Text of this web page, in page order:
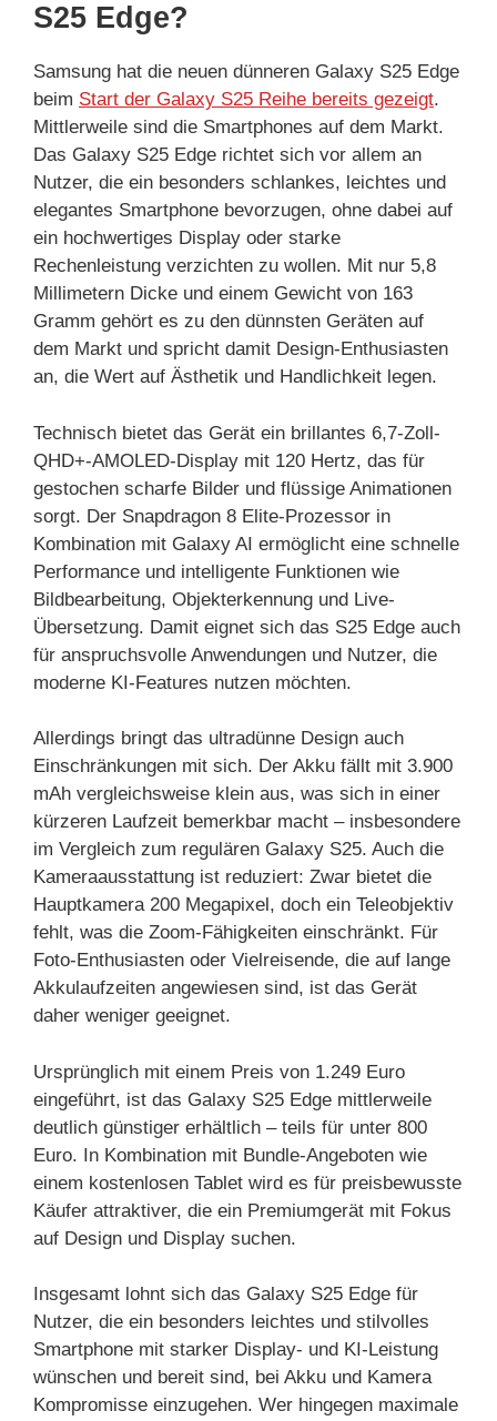
S25 Edge?
Samsung hat die neuen dünneren Galaxy S25 Edge
beim Start der Galaxy S25 Reihe bereits gezeigt.
Mittlerweile sind die Smartphones auf dem Markt.
Das Galaxy S25 Edge richtet sich vor allem an
Nutzer, die ein besonders schlankes, leichtes und
elegantes Smartphone bevorzugen, ohne dabei auf
ein hochwertiges Display oder starke
Rechenleistung verzichten zu wollen. Mit nur 5,8
Millimetern Dicke und einem Gewicht von 163
Gramm gehört es zu den dünnsten Geräten auf
dem Markt und spricht damit Design-Enthusiasten
an, die Wert auf Ästhetik und Handlichkeit legen.
Technisch bietet das Gerät ein brillantes 6,7-Zoll-
QHD+-AMOLED-Display mit 120 Hertz, das für
gestochen scharfe Bilder und flüssige Animationen
sorgt. Der Snapdragon 8 Elite-Prozessor in
Kombination mit Galaxy AI ermöglicht eine schnelle
Performance und intelligente Funktionen wie
Bildbearbeitung, Objekterkennung und Live-
Übersetzung. Damit eignet sich das S25 Edge auch
für anspruchsvolle Anwendungen und Nutzer, die
moderne KI-Features nutzen möchten.
Allerdings bringt das ultradünne Design auch
Einschränkungen mit sich. Der Akku fällt mit 3.900
mAh vergleichsweise klein aus, was sich in einer
kürzeren Laufzeit bemerkbar macht – insbesondere
im Vergleich zum regulären Galaxy S25. Auch die
Kameraausstattung ist reduziert: Zwar bietet die
Hauptkamera 200 Megapixel, doch ein Teleobjektiv
fehlt, was die Zoom-Fähigkeiten einschränkt. Für
Foto-Enthusiasten oder Vielreisende, die auf lange
Akkulaufzeiten angewiesen sind, ist das Gerät
daher weniger geeignet.
Ursprünglich mit einem Preis von 1.249 Euro
eingeführt, ist das Galaxy S25 Edge mittlerweile
deutlich günstiger erhältlich – teils für unter 800
Euro. In Kombination mit Bundle-Angeboten wie
einem kostenlosen Tablet wird es für preisbewusste
Käufer attraktiver, die ein Premiumgerät mit Fokus
auf Design und Display suchen.
Insgesamt lohnt sich das Galaxy S25 Edge für
Nutzer, die ein besonders leichtes und stilvolles
Smartphone mit starker Display- und KI-Leistung
wünschen und bereit sind, bei Akku und Kamera
Kompromisse einzugehen. Wer hingegen maximale